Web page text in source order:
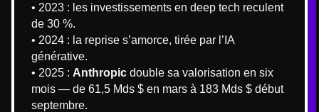
• 2023 : les investissements en deep tech reculent
de 30 %.
• 2024 : la reprise s’amorce, tirée par l’IA
générative.
• 2025 : Anthropic double sa valorisation en six
mois — de 61,5 Mds $ en mars à 183 Mds $ début
septembre.